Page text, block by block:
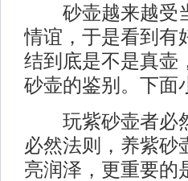
砂壶越来越受当
情谊，于是看到有
结到底是不是真壶
砂壶的鉴别。下面
玩紫砂壶者必然
必然法则，养紫砂
亮润泽，更重要的